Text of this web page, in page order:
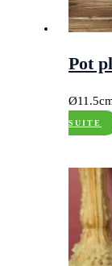
Pot
SUITE